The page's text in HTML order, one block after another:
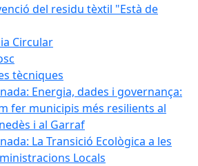
del residu tèxtil "Està de
Circular
tècniques
Energia, dades i governança:
fer municipis més resilients al
i al Garraf
La Transició Ecològica a les
Locals